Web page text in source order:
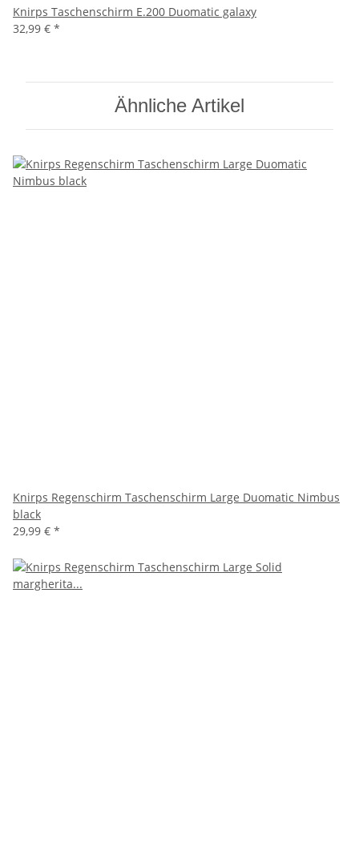
Knirps Taschenschirm E.200 Duomatic galaxy
32,99 € *
Ähnliche Artikel
Knirps Regenschirm Taschenschirm Large Duomatic Nimbus
black
29,99 € *